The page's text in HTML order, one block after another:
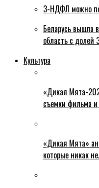
3-НДФЛ можно
Беларусь вышла
область с долей
Культура
«Дикая Мята-
съемки фильма и
«Дикая Мята»
которые никак